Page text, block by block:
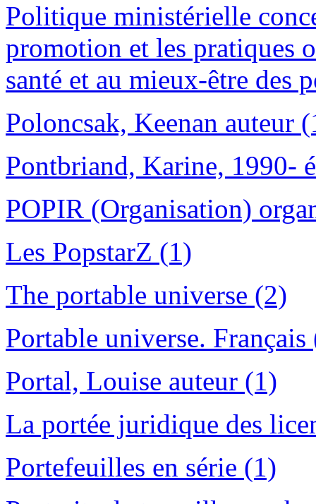
Politique ministérielle
promotion et les pratiques
santé et au mieux-être des
Poloncsak, Keenan auteur
Pontbriand, Karine, 1990-
POPIR (Organisation)
Les PopstarZ (1)
The portable universe (2)
Portable universe. Français
Portal, Louise auteur (1)
La portée juridique des
Portefeuilles en série (1)